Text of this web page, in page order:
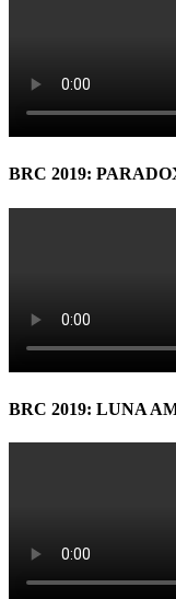
BRC 2019:
BRC 2019: LUNA